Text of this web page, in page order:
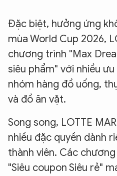
Đặc biệt, hưởng ứng
mùa World Cup 2026,
chương trình "Max
siêu phẩm" với nhiều
nhóm hàng đồ uống,
và đồ ăn vặt.
Song song, LOTTE
nhiều đặc quyền dành
thành viên. Các
"Siêu coupon Siêu rẻ"